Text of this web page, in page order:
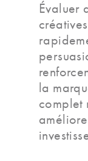
Évaluer
la
complet